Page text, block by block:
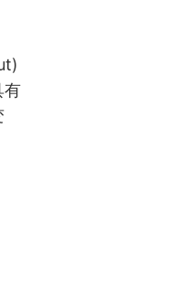
有